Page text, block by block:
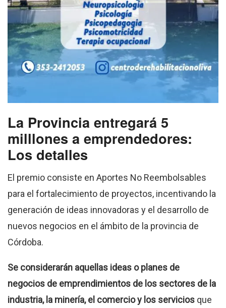
La Provincia entregará 5
milllones a emprendedores:
Los detalles
El premio consiste en Aportes No Reembolsables
para el fortalecimiento de proyectos, incentivando la
generación de ideas innovadoras y el desarrollo de
nuevos negocios en el ámbito de la provincia de
Córdoba.
Se considerarán aquellas ideas o planes de
negocios de emprendimientos de los sectores de la
industria, la minería, el comercio y los servicios que